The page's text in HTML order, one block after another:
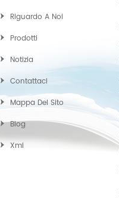
Riguardo A Noi
Prodotti
Notizia
Contattaci
Mappa Del Sito
Blog
Xml